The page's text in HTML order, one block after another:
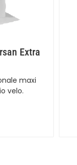
Extra
maxi
velo.